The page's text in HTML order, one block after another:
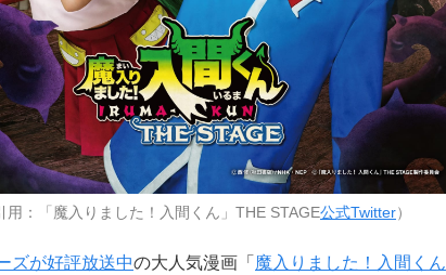
用：「魔入りました！入間くん」THE STAGE公式Twitter）
ズが好評放送中の大人気漫画「 魔入りました！入間くん